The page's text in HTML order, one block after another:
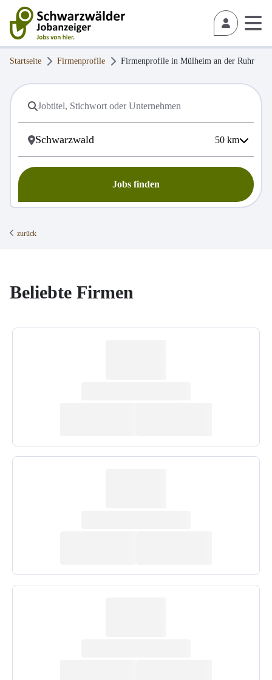
Startseite Firmenprofile Firmenprofile in Mülheim an der Ruhr
50 km
Jobs finden
zurück
Beliebte Firmen